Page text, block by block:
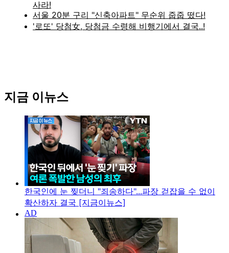
지금 이뉴스
한국인에 눈 찢더니 "죄송하다"...파장 걷잡을 수 없이
확산하자 결국 [지금이뉴스]